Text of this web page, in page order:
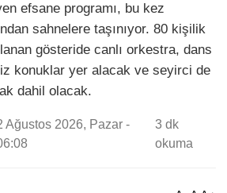
efsane programı, bu kez
sahnelere taşınıyor. 80 kişilik
gösteride canlı orkestra, dans
konuklar yer alacak ve seyirci de
dahil olacak.
Ağustos 2026, Pazar -
3 dk
okuma